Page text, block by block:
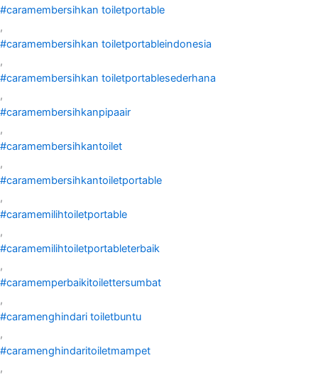
#caramembersihkan toiletportable
,
#caramembersihkan toiletportableindonesia
,
#caramembersihkan toiletportablesederhana
,
#caramembersihkanpipaair
,
#caramembersihkantoilet
,
#caramembersihkantoiletportable
,
#caramemilihtoiletportable
,
#caramemilihtoiletportableterbaik
,
#caramemperbaikitoilettersumbat
,
#caramenghindari toiletbuntu
,
#caramenghindaritoiletmampet
,